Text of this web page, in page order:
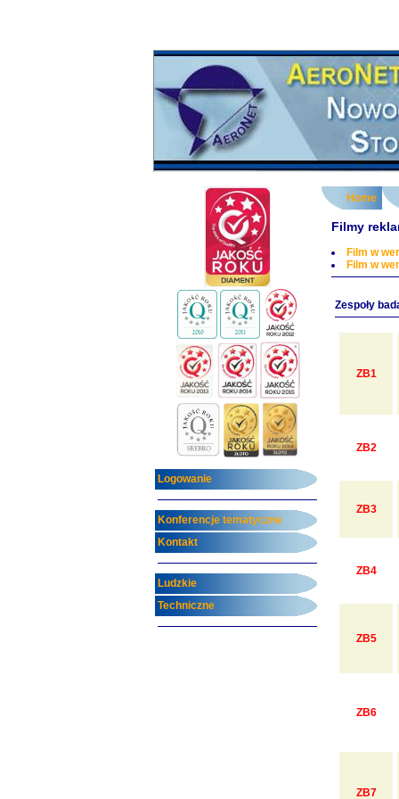
Logowanie
Konferencje tematyczne
Kontakt
Ludzkie
Techniczne
Home
Filmy
Film w
Film w
Zespoły
ZB1
ZB2
ZB3
ZB4
ZB5
ZB6
ZB7